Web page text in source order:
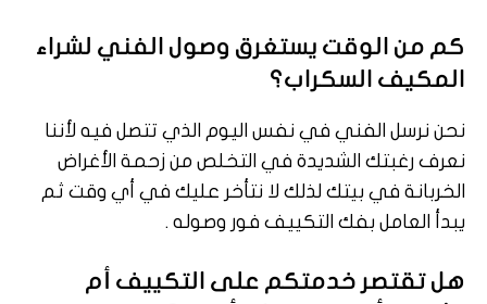
كم من الوقت يستغرق وصول الفني لشراء
المكيف السكراب؟
نحن نرسل الفني في نفس اليوم الذي تتصل فيه لأننا
نعرف رغبتك الشديدة في التخلص من زحمة الأغراض
الخربانة في بيتك لذلك لا نتأخر عليك في أي وقت ثم
يبدأ العامل بفك التكييف فور وصوله .
هل تقتصر خدمتكم على التكييف أم